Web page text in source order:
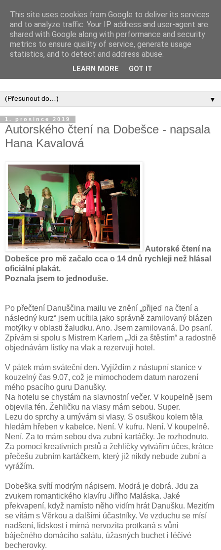
Inspirujte se tím, co píší posluchači kurzů a co se na nich
▼
1. prosince 2019
Autorského čtení na Dobešce - napsala
Hana Kavalová
Autorské čtení na
Dobešce pro mě začalo cca o 14 dnů rychleji než hlásal
oficiální plakát.
Poznala jsem to jednoduše.
Po přečtení Danuščina mailu ve znění „přijeď na čtení a
následný kurz“ jsem ucítila jako správně zamilovaný blázen
motýlky v oblasti žaludku. Ano. Jsem zamilovaná. Do psaní.
Zpívám si spolu s Mistrem Karlem „Jdi za štěstím“ a radostně
objednávám lístky na vlak a rezervuji hotel.
V pátek mám sváteční den. Vyjíždím z nástupní stanice v
kouzelný čas 9.07, což je mimochodem datum narození
mého psacího guru Danušky.
Na hotelu se chystám na slavnostní večer. V koupelně jsem
objevila fén. Žehličku na vlasy mám sebou. Super.
Lezu do sprchy a umývám si vlasy. S osuškou kolem těla
hledám hřeben v kabelce. Není. V kufru. Není. V koupelně.
Není. Za to mám sebou dva zubní kartáčky. Je rozhodnuto.
Za pomocí kreativních prstů a žehličky vytvářím účes, krátce
přečešu zubním kartáčkem, který již nikdy nebude zubní a
vyrážím.
Dobeška svítí modrým nápisem. Modrá je dobrá. Jdu za
zvukem romantického klavíru Jiřího Maláska. Jaké
překvapení, když namísto něho vidím hrát Danušku. Mezitím
se vítám s Věrkou a dalšími účastníky. Ve vzduchu se mísí
nadšení, lidskost i mírná nervozita protkaná s vůni
báječného domácího salátu, úžasných buchet i léčivé
becherovky.
This site uses cookies from Google to deliver its services
and to analyze traffic. Your IP address and user-agent are
shared with Google along with performance and security
metrics to ensure quality of service, generate usage
statistics, and to detect and address abuse.
LEARN MORE GOT IT